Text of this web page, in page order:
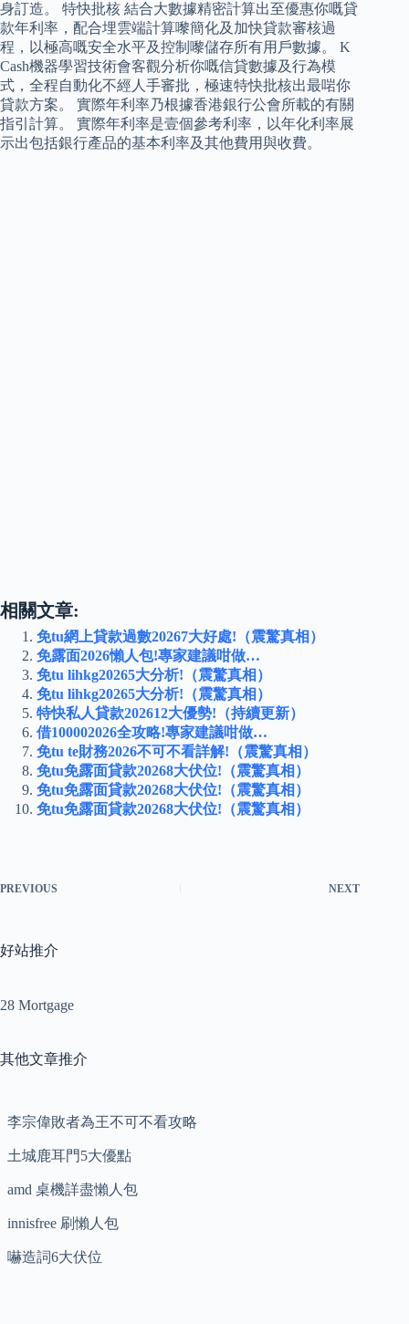
身訂造。 特快批核 結合大數據精密計算出至優惠你嘅貸
款年利率，配合埋雲端計算嚟簡化及加快貸款審核過
程，以極高嘅安全水平及控制嚟儲存所有用戶數據。 K
Cash機器學習技術會客觀分析你嘅信貸數據及行為模
式，全程自動化不經人手審批，極速特快批核出最啱你
貸款方案。 實際年利率乃根據香港銀行公會所載的有關
指引計算。 實際年利率是壹個參考利率，以年化利率展
示出包括銀行產品的基本利率及其他費用與收費。
相關文章:
免tu網上貸款過數20267大好處!（震驚真相）
免露面2026懶人包!專家建議咁做…
免tu lihkg20265大分析!（震驚真相）
免tu lihkg20265大分析!（震驚真相）
特快私人貸款202612大優勢!（持續更新）
借100002026全攻略!專家建議咁做…
免tu te財務2026不可不看詳解!（震驚真相）
免tu免露面貸款20268大伏位!（震驚真相）
免tu免露面貸款20268大伏位!（震驚真相）
免tu免露面貸款20268大伏位!（震驚真相）
PREVIOUS NEXT
好站推介
28 Mortgage
其他文章推介
李宗偉敗者為王不可不看攻略
土城鹿耳門5大優點
amd 桌機詳盡懶人包
innisfree 刷懶人包
嚇造詞6大伏位